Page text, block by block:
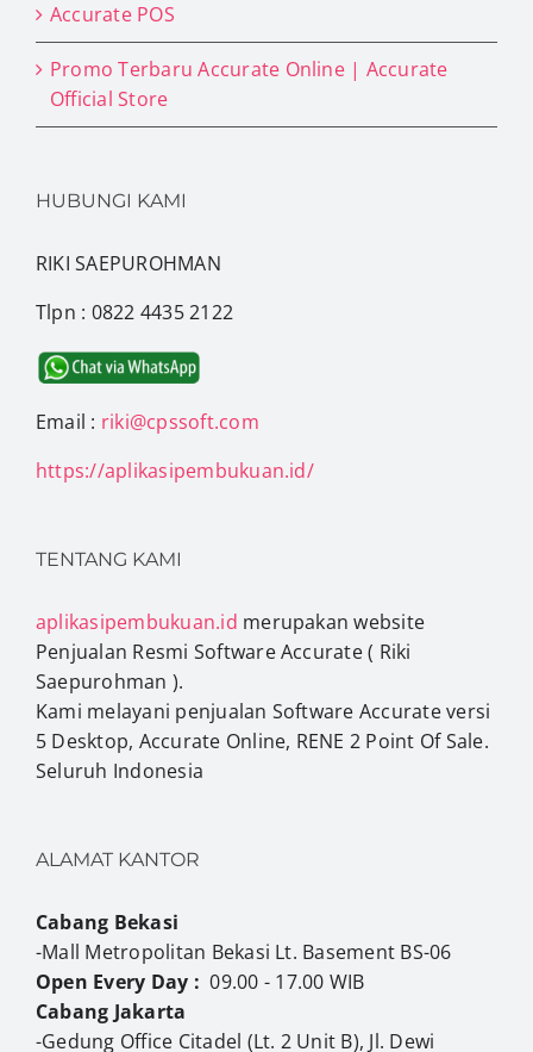
Accurate POS
Promo Terbaru Accurate Online | Accurate
Official Store
HUBUNGI KAMI
RIKI SAEPUROHMAN
Tlpn : 0822 4435 2122
Email : riki@cpssoft.com
https://aplikasipembukuan.id/
TENTANG KAMI
aplikasipembukuan.id merupakan website
Penjualan Resmi Software Accurate ( Riki
Saepurohman ).
Kami melayani penjualan Software Accurate versi
5 Desktop, Accurate Online, RENE 2 Point Of Sale.
Seluruh Indonesia
ALAMAT KANTOR
Cabang Bekasi
-Mall Metropolitan Bekasi Lt. Basement BS-06
Open Every Day : 09.00 - 17.00 WIB
Cabang Jakarta
-Gedung Office Citadel (Lt. 2 Unit B), Jl. Dewi